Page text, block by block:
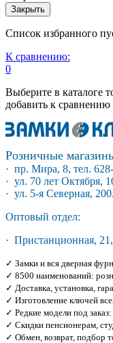
Закрыть
Список избранного
К сравнению:
0
Выберите в каталоге
добавить к сравнению
Розничные
· пр. Мира, 8, тел.
· ул. 70 лет Октября,
· ул. 5-я Северная,
Оптовый отдел:
· Пристанционная, 21,
✓ Замки и вся дверная
✓ 8500 наименований:
✓ Доставка, установка,
✓ Изготовление ключей
✓ Редкие модели под
✓ Скидки пенсионерам,
✓ Обмен, возврат, подбор